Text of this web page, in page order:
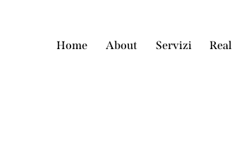
Home About Servizi